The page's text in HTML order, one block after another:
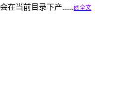
在当前目录下产......阅全文